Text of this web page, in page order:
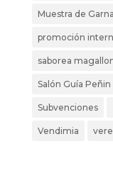
Muestra de
promoción
saborea
Salón Guía Peñin
Subvenciones
Vendimia